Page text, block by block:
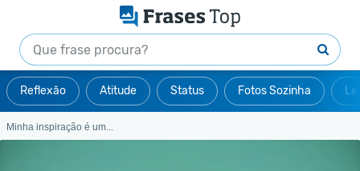
Reflexão Atitude Status Fotos Sozinha
Minha inspiração é um...